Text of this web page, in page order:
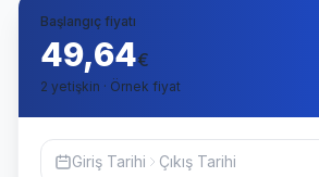
Başlangıç fiyatı
49,64€
2 yetişkin · Örnek fiyat
Giriş Tarihi Çıkış Tarihi